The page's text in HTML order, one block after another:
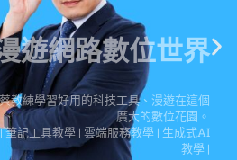
教練學習好用的科技工具、漫遊在這個
廣大的數位花園。
筆記工具教學 | 雲端服務教學 | 生成式AI
教學 |
點擊這裡